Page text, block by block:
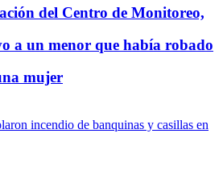
del Centro de Monitoreo,
a un menor que había robado
mujer